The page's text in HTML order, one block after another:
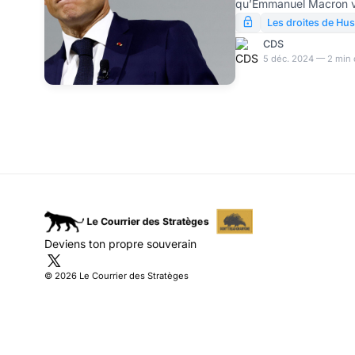
qu’Emmanuel Macron
soir 5 décembre, à
prononcée après la
problème est que tout
Les droites de
CDS
5 déc. 2024 — 2 min
Deviens ton propre souverain
© 2026 Le Courrier des Stratèges